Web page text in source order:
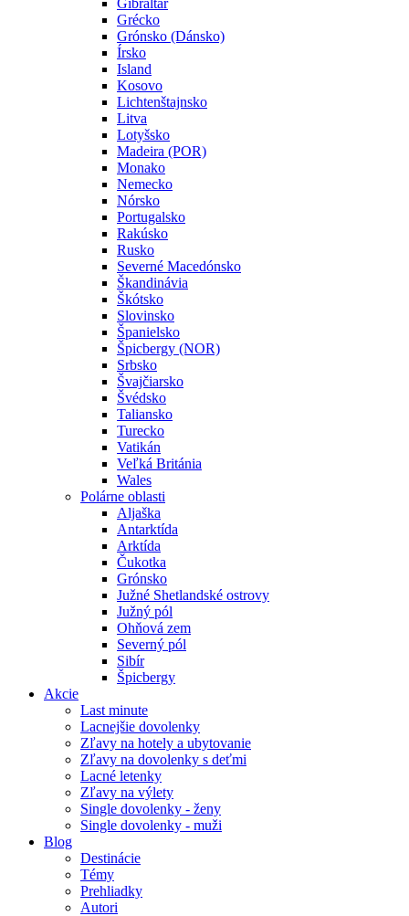
Gibraltar
Grécko
Grónsko (Dánsko)
Írsko
Island
Kosovo
Lichtenštajnsko
Litva
Lotyšsko
Madeira (POR)
Monako
Nemecko
Nórsko
Portugalsko
Rakúsko
Rusko
Severné Macedónsko
Škandinávia
Škótsko
Slovinsko
Španielsko
Špicbergy (NOR)
Srbsko
Švajčiarsko
Švédsko
Taliansko
Turecko
Vatikán
Veľká Británia
Wales
Polárne oblasti
Aljaška
Antarktída
Arktída
Čukotka
Grónsko
Južné Shetlandské ostrovy
Južný pól
Ohňová zem
Severný pól
Sibír
Špicbergy
Akcie
Last minute
Lacnejšie dovolenky
Zľavy na hotely a ubytovanie
Zľavy na dovolenky s deťmi
Lacné letenky
Zľavy na výlety
Single dovolenky - ženy
Single dovolenky - muži
Blog
Destinácie
Témy
Prehliadky
Autori